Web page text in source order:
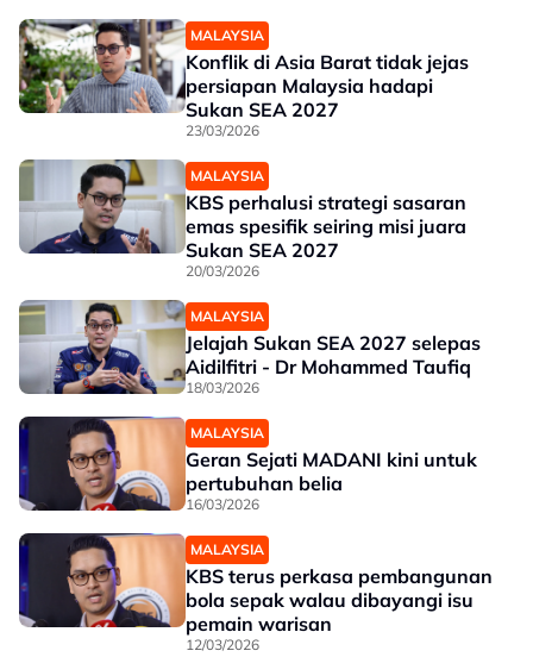
MALAYSIA
Konflik di Asia Barat tidak jejas
persiapan Malaysia hadapi
Sukan SEA 2027
23/03/2026
MALAYSIA
KBS perhalusi strategi sasaran
emas spesifik seiring misi juara
Sukan SEA 2027
20/03/2026
MALAYSIA
Jelajah Sukan SEA 2027 selepas
Aidilfitri - Dr Mohammed Taufiq
18/03/2026
MALAYSIA
Geran Sejati MADANI kini untuk
pertubuhan belia
16/03/2026
MALAYSIA
KBS terus perkasa pembangunan
bola sepak walau dibayangi isu
pemain warisan
12/03/2026